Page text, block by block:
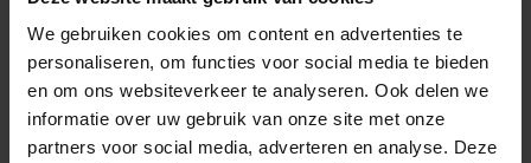
We gebruiken cookies om content en advertenties te
personaliseren, om functies voor social media te bieden
en om ons websiteverkeer te analyseren. Ook delen we
informatie over uw gebruik van onze site met onze
partners voor social media, adverteren en analyse. Deze
18 jaar 45,5% € 6,55
Het referentiemaandloon bedraagt per 1 juli 2025